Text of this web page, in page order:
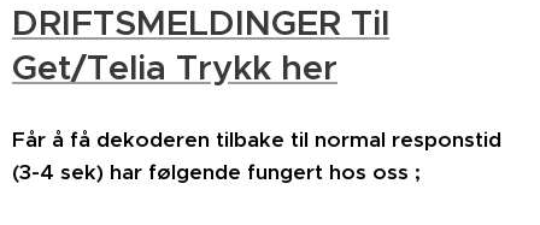
DRIFTSMELDINGER Til
Get/Telia Trykk her
Får å få dekoderen tilbake til normal responstid
(3-4 sek) har følgende fungert hos oss ;